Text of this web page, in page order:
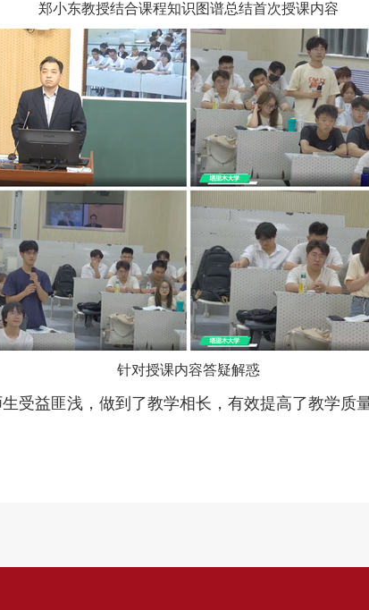
郑小东教授结合课程知识图谱总结首次授课内容
针对授课内容答疑解惑
受益匪浅，做到了教学相长，有效提高了教学质